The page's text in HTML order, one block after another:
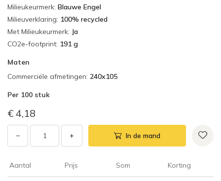
Milieukeurmerk: Blauwe Engel
Milieuverklaring: 100% recycled
Met Milieukeurmerk: Ja
CO2e-footprint: 191 g
Maten
Commerciële afmetingen: 240x105
Per 100 stuk
€ 4,18
− + In de mand
Aantal Prijs Som Korting